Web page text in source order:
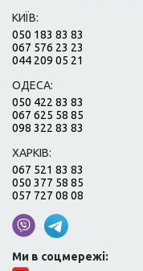
КИЇВ:
050 183 83 83
067 576 23 23
044 209 05 21
ОДЕСА:
050 422 83 83
067 625 58 85
098 322 83 83
ХАРКІВ:
067 521 83 83
050 377 58 85
057 727 08 08
Ми в соцмережі: